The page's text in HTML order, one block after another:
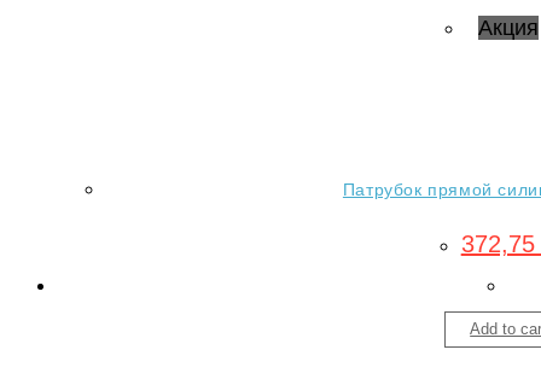
Акция
Патрубок прямой
372,75
Add to